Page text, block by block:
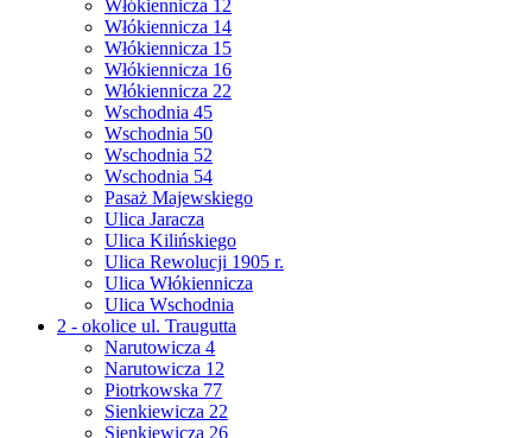
Włókiennicza 12
Włókiennicza 14
Włókiennicza 15
Włókiennicza 16
Włókiennicza 22
Wschodnia 45
Wschodnia 50
Wschodnia 52
Wschodnia 54
Pasaż Majewskiego
Ulica Jaracza
Ulica Kilińskiego
Ulica Rewolucji 1905 r.
Ulica Włókiennicza
Ulica Wschodnia
2 - okolice ul. Traugutta
Narutowicza 4
Narutowicza 12
Piotrkowska 77
Sienkiewicza 22
Sienkiewicza 26